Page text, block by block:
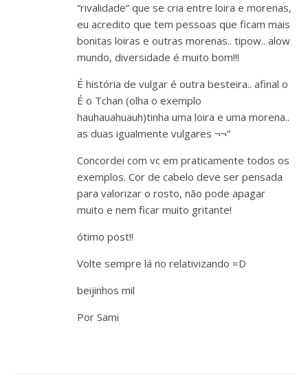
“rivalidade” que se cria entre loira e morenas,
eu acredito que tem pessoas que ficam mais
bonitas loiras e outras morenas.. tipow.. alow
mundo, diversidade é muito bom!!!
É história de vulgar é outra besteira.. afinal o
É o Tchan (olha o exemplo
hauhauahuauh)tinha uma loira e uma morena..
as duas igualmente vulgares ¬¬”
Concordei com vc em praticamente todos os
exemplos. Cor de cabelo deve ser pensada
para valorizar o rosto, não pode apagar
muito e nem ficar muito gritante!
ótimo post!!
Volte sempre lá no relativizando =D
beijinhos mil
Por Sami